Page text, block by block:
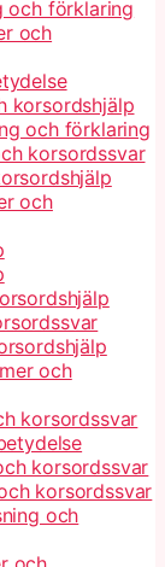
och förklaring
och
korsordshjälp
och förklaring
korsordssvar
och
och
korsordssvar
korsordssvar
korsordssvar
och